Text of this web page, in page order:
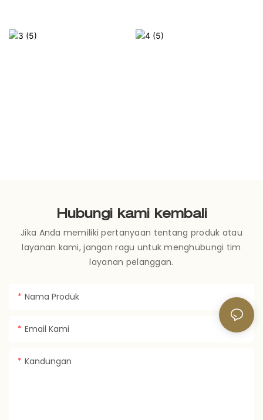
Hubungi kami kembali
Jika Anda memiliki pertanyaan tentang produk atau
layanan kami, jangan ragu untuk menghubungi tim
layanan pelanggan.
Nama Produk
Email Kami
Kandungan